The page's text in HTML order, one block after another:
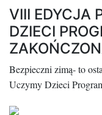
VIII EDYCJA
DZIECI
Bezpieczni zimą- to
Uczymy Dzieci